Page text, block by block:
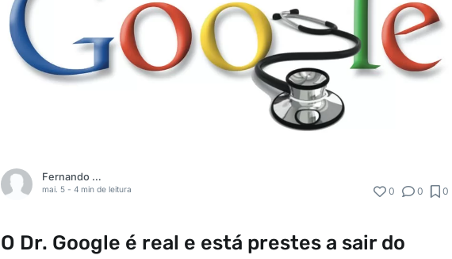
Fernando Carbonieri
mai. 5 - 4 min de leitura 0 0 0
O Dr. Google é real e está prestes a sair do